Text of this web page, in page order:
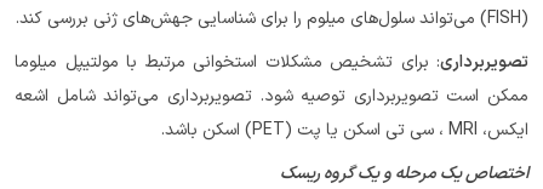
(FISH) می‌تواند سلول‌های میلوم را برای شناسایی جهش‌های ژنی بررسی کند.
تصویربرداری: برای تشخیص مشکلات استخوانی مرتبط با مولتیپل میلوما
ممکن است تصویربرداری توصیه شود. تصویربرداری می‌تواند شامل اشعه
ایکس، MRI ، سی تی اسکن یا پت (PET) اسکن باشد.
اختصاص یک مرحله و یک گروه ریسک